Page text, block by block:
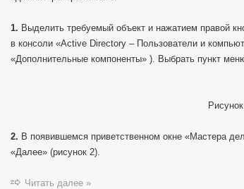
1. Выделить требуемый объект и нажатием правой
в консоли «Active Directory – Пользователи и
«Дополнительные компоненты» ). Выбрать пункт
2. В появившемся приветственном окне «Мастера
«Далее» (рисунок 2).
Читать далее »